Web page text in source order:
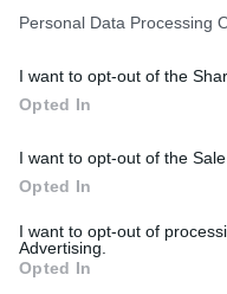
Personal Data Processing
I want to opt-out of the
Opted In
I want to opt-out of the
Opted In
I want to opt-out of
Advertising.
Opted In
Pääsiäismuna